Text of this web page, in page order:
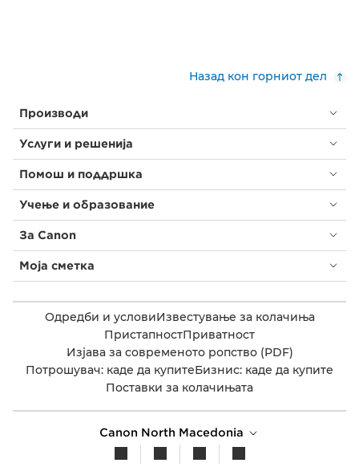
Назад кон горниот дел
Производи
Услуги и решенија
Помош и поддршка
Учење и образование
За Canon
Моја сметка
Одредби и условиИзвестување за колачиња
ПристапностПриватност
Изјава за современото ропство (PDF)
Потрошувач: каде да купитеБизнис: каде да купите
Поставки за колачињата
Canon North Macedonia​